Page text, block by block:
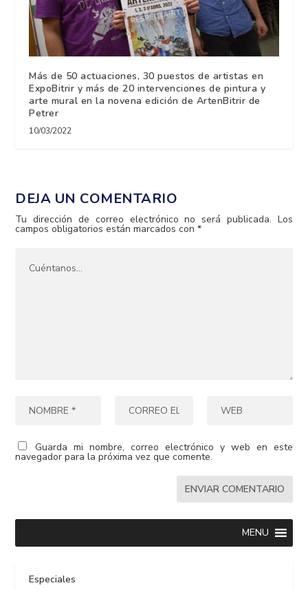
Más de 50 actuaciones, 30 puestos de artistas en
ExpoBitrir y más de 20 intervenciones de pintura y
arte mural en la novena edición de ArtenBitrir de
Petrer
10/03/2022
DEJA UN COMENTARIO
Tu dirección de correo electrónico no será publicada. Los
campos obligatorios están marcados con*
Guarda mi nombre, correo electrónico y web en este
navegador para la próxima vez que comente.
MENU
Especiales